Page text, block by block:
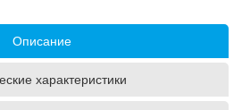
Описание
характеристики